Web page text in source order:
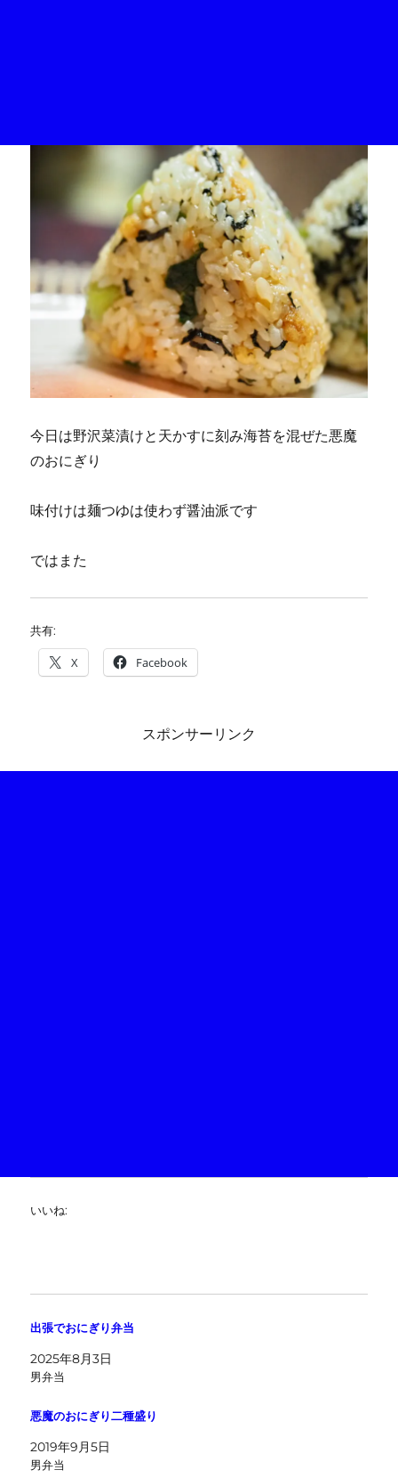
今日は野沢菜漬けと天かすに刻み海苔を混ぜた悪魔
のおにぎり
味付けは麺つゆは使わず醤油派です
ではまた
共有:
X Facebook
スポンサーリンク
いいね:
出張でおにぎり弁当
2025年8月3日
男弁当
悪魔のおにぎり二種盛り
2019年9月5日
男弁当